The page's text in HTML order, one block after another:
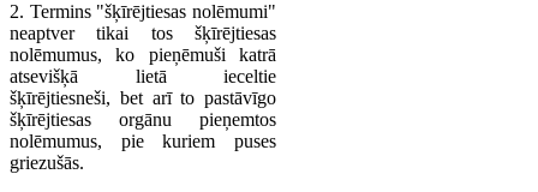
2. Termins "šķīrējtiesas nolēmumi"
neaptver tikai tos šķīrējtiesas
nolēmumus, ko pieņēmuši katrā
atsevišķā lietā ieceltie
šķīrējtiesneši, bet arī to pastāvīgo
šķīrējtiesas orgānu pieņemtos
nolēmumus, pie kuriem puses
griezušās.